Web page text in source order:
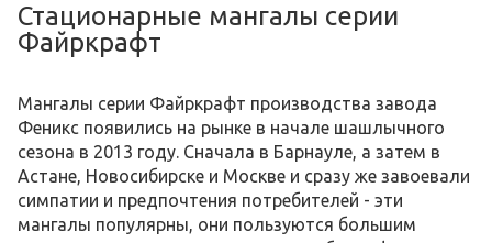
Стационарные мангалы серии
Файркрафт
Мангалы серии Файркрафт производства завода
Феникс появились на рынке в начале шашлычного
сезона в 2013 году. Сначала в Барнауле, а затем в
Астане, Новосибирске и Москве и сразу же завоевали
симпатии и предпочтения потребителей - эти
мангалы популярны, они пользуются большим